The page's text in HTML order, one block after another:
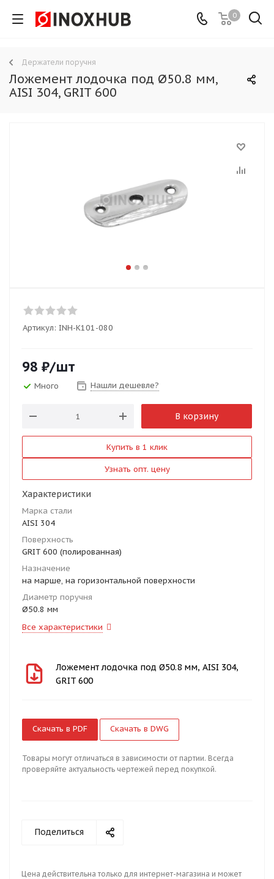
0
Держатели поручня
Ложемент лодочка под Ø50.8 мм,
AISI 304, GRIT 600
Артикул: INH-K101-080
98 ₽/шт
Много Нашли дешевле?
В корзину
Купить в 1 клик
Узнать опт. цену
Характеристики
Марка стали
AISI 304
Поверхность
GRIT 600 (полированная)
Назначение
на марше, на горизонтальной поверхности
Диаметр поручня
Ø50.8 мм
Все характеристики
Ложемент лодочка под Ø50.8 мм, AISI 304,
GRIT 600
Скачать в PDF Скачать в DWG
Товары могут отличаться в зависимости от партии. Всегда
проверяйте актуальность чертежей перед покупкой.
Поделиться
Цена действительна только для интернет-магазина и может